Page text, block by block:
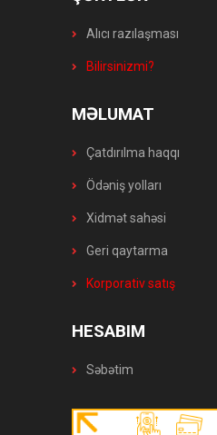
Alıcı razılaşması
Bilirsinizmi?
MƏLUMAT
Çatdırılma haqqı
Ödəniş yolları
Xidmət sahəsi
Geri qaytarma
Korporativ satış
HESABIM
Səbətim